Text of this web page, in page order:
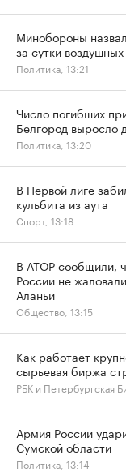
Минобороны
за сутки
Политика, 13:21
Число погибших
Белгород выросло
Политика, 13:20
В Первой лиге
кульбита из аута
Спорт, 13:18
В АТОР сообщили,
России не
Аланьи
Общество, 13:15
Как работает
сырьевая биржа
РБК и Петербургская
Армия России
Сумской области
Политика, 13:14